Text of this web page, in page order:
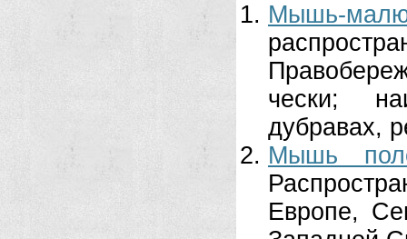
Мышь-
чески;
дубравах,
Мышь
Европе,